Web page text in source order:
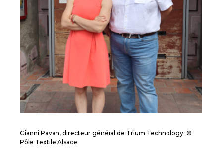
Gianni Pavan, directeur général de Trium Technology. ©
Pôle Textile Alsace